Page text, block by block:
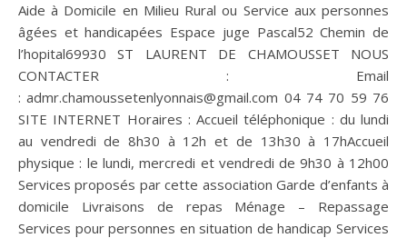
Aide à Domicile en Milieu Rural ou Service aux personnes
âgées et handicapées Espace juge Pascal52 Chemin de
l’hopital69930 ST LAURENT DE CHAMOUSSET NOUS
CONTACTER : Email
: admr.chamoussetenlyonnais@gmail.com 04 74 70 59 76
SITE INTERNET Horaires : Accueil téléphonique : du lundi
au vendredi de 8h30 à 12h et de 13h30 à 17hAccueil
physique : le lundi, mercredi et vendredi de 9h30 à 12h00
Services proposés par cette association Garde d’enfants à
domicile Livraisons de repas Ménage – Repassage
Services pour personnes en situation de handicap Services